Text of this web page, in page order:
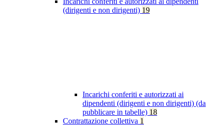
(dirigenti e non dirigenti) 19
Incarichi conferiti e autorizzati ai
dipendenti (dirigenti e non dirigenti) (da
pubblicare in tabelle) 18
Contrattazione collettiva 1